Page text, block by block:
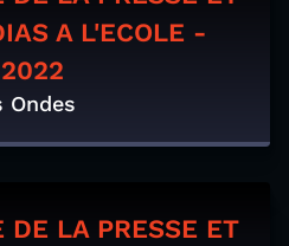
A L'ECOLE -
Ondes
DE LA PRESSE ET